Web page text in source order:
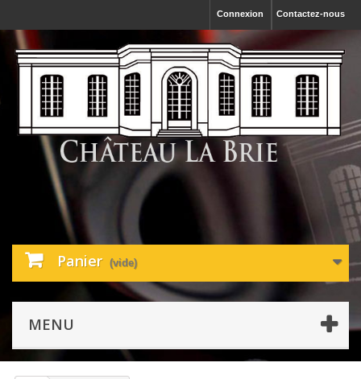
Contactez-nous
Connexion
Panier (vide)
MENU